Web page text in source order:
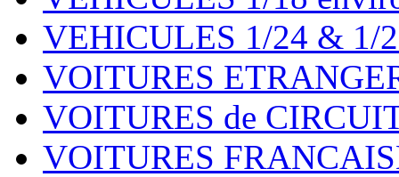
VEHICULES 1/24 & 1/
VOITURES
VOITURES de
VOITURES